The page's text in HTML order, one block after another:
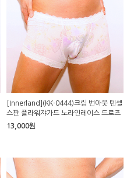
[Innerland](KK-0444)크림 번아웃 텐셀
스판 플라워쟈가드 노라인레이스 드로즈
13,000원